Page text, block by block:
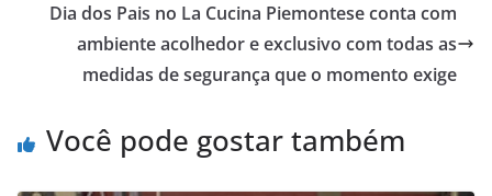
Dia dos Pais no La Cucina Piemontese conta com
ambiente acolhedor e exclusivo com todas as
medidas de segurança que o momento exige
Você pode gostar também